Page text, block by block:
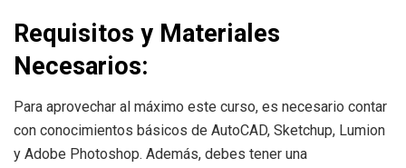
Requisitos y Materiales
Necesarios:
Para aprovechar al máximo este curso, es necesario contar
con conocimientos básicos de AutoCAD, Sketchup, Lumion
y Adobe Photoshop. Además, debes tener una